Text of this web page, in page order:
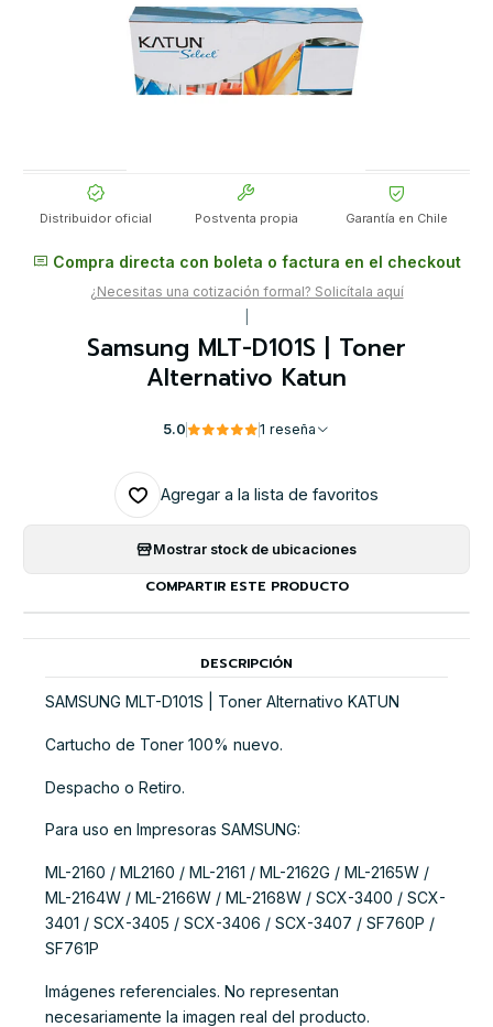
Distribuidor oficial Postventa propia Garantía en Chile
Compra directa con boleta o factura en el checkout
¿Necesitas una cotización formal? Solicítala aquí
Samsung MLT-D101S | Toner
Alternativo Katun
5.0 1 reseña
Agregar a la lista de favoritos
Mostrar stock de ubicaciones
COMPARTIR ESTE PRODUCTO
DESCRIPCIÓN
SAMSUNG MLT-D101S | Toner Alternativo KATUN
Cartucho de Toner 100% nuevo.
Despacho o Retiro.
Para uso en Impresoras SAMSUNG:
ML-2160 / ML2160 / ML-2161 / ML-2162G / ML-2165W /
ML-2164W / ML-2166W / ML-2168W / SCX-3400 / SCX-
3401 / SCX-3405 / SCX-3406 / SCX-3407 / SF760P /
SF761P
Imágenes referenciales. No representan
necesariamente la imagen real del producto.